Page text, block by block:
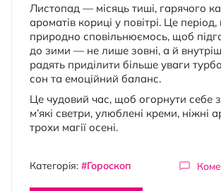
Листопад — місяць тиші, гарячого
ароматів кориці у повітрі. Це
природно сповільнюємось, щоб
до зими — не лише зовні, а й
радять приділити більше уваги
сон та емоційний баланс.
Це чудовий час, щоб огорнути себе
м’які светри, улюблені креми, ніжні
трохи магії осені.
Категорія: #Гороскоп